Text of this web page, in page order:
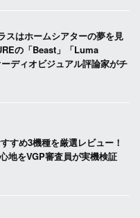
スはホームシアターの夢を見
の「Beast」「Luma
ディオビジュアル評論家がチ
すめ3機種を厳選レビュー！
地をVGP審査員が実機検証